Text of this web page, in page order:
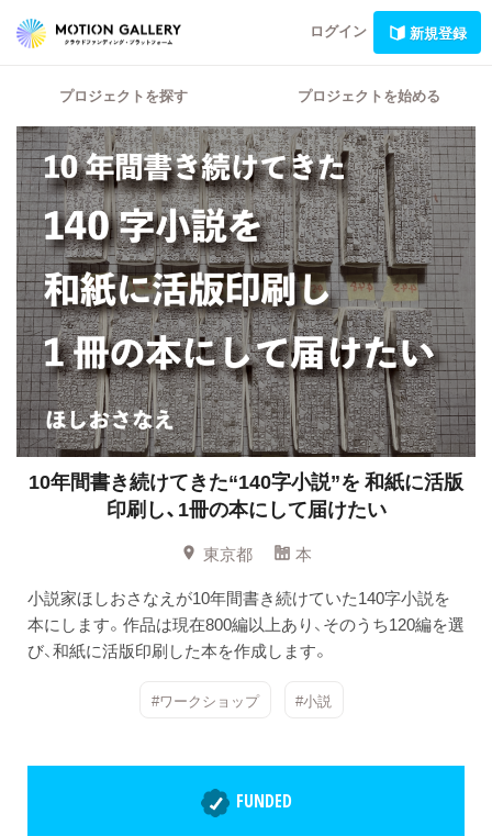
ログイン 新規登録
プロジェクトを探す プロジェクトを始める
10年間書き続けてきた“140字小説”を和紙に活版
印刷し、1冊の本にして届けたい
東京都
本
小説家ほしおさなえが10年間書き続けていた140字小説を
本にします。作品は現在800編以上あり、そのうち120編を選
び、和紙に活版印刷した本を作成します。
#ワークショップ #小説
FUNDED